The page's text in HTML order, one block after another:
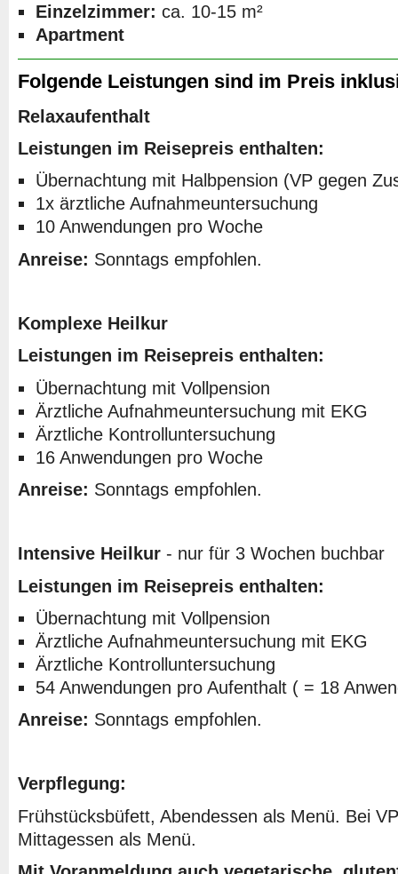
Einzelzimmer: ca. 10-15 m²
Apartment
Folgende Leistungen sind im Preis
Relaxaufenthalt
Leistungen im Reisepreis enthalten:
Übernachtung mit Halbpension (VP gegen
1x ärztliche Aufnahmeuntersuchung
10 Anwendungen pro Woche
Anreise: Sonntags empfohlen.
Komplexe Heilkur
Leistungen im Reisepreis enthalten:
Übernachtung mit Vollpension
Ärztliche Aufnahmeuntersuchung mit EKG
Ärztliche Kontrolluntersuchung
16 Anwendungen pro Woche
Anreise: Sonntags empfohlen.
Intensive Heilkur - nur für 3 Wochen buchbar
Leistungen im Reisepreis enthalten:
Übernachtung mit Vollpension
Ärztliche Aufnahmeuntersuchung mit EKG
Ärztliche Kontrolluntersuchung
54 Anwendungen pro Aufenthalt ( = 18
Anreise: Sonntags empfohlen.
Verpflegung:
Frühstücksbüfett, Abendessen als Menü. Bei
Mittagessen als Menü.